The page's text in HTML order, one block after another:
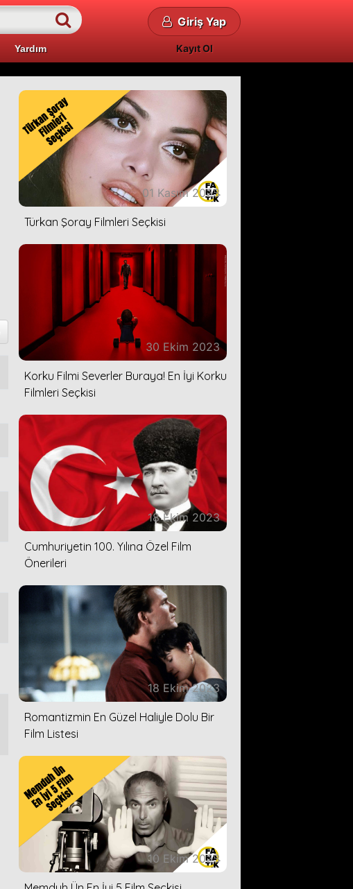
Yardım
Giriş Yap
Kayıt Ol
01 Kasım 2023
Türkan Şoray Filmleri Seçkisi
30 Ekim 2023
Korku Filmi Severler Buraya! En İyi Korku
Filmleri Seçkisi
18 Ekim 2023
Cumhuriyetin 100. Yılına Özel Film
Önerileri
18 Ekim 2023
Romantizmin En Güzel Haliyle Dolu Bir
Film Listesi
10 Ekim 2023